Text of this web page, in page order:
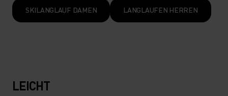
SKILANGLAUF DAMEN LANGLAUFEN HERREN
LEICHT